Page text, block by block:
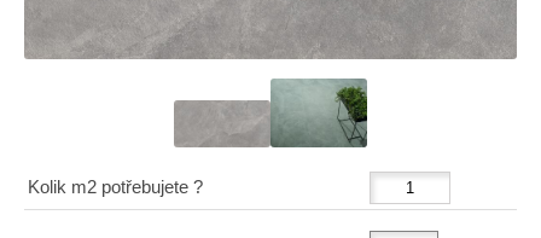
Kolik m2 potřebujete ?